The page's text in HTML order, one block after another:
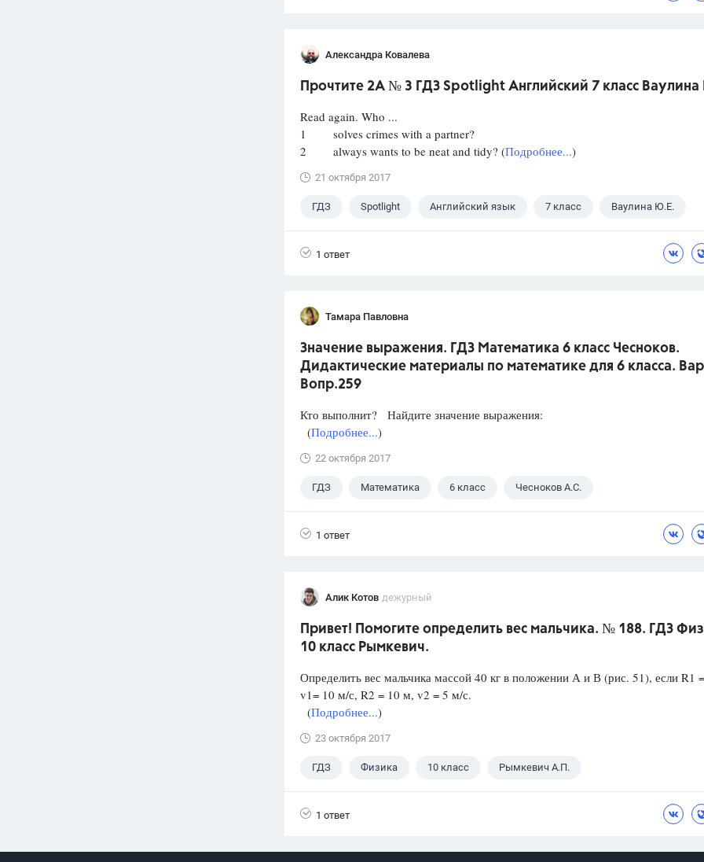
Александра Ковалева
Прочтите 2A № 3 ГДЗ Spotlight Английский 7 класс
Read again. Who ...
1 solves crimes with a partner?
2 always wants to be neat and tidy? (Подробнее...)
21 октября 2017
ГДЗ Spotlight Английский язык 7 класс Ваулина Ю.Е.
1 ответ
Тамара Павловна
Значение выражения. ГДЗ Математика 6 класс Чесноков.
Дидактические материалы по математике для 6 класса.
Вопр.259
Кто выполнит? Найдите значение выражения:
(Подробнее...)
22 октября 2017
ГДЗ Математика 6 класс Чесноков А.С.
1 ответ
Алик Котов дежурный
Привет! Помогите определить вес мальчика. № 188. ГДЗ
10 класс Рымкевич.
Определить вес мальчика массой 40 кг в положении А и В (рис. 51), если R1
v1= 10 м/с, R2 = 10 м, v2 = 5 м/с.
(Подробнее...)
23 октября 2017
ГДЗ Физика 10 класс Рымкевич А.П.
1 ответ